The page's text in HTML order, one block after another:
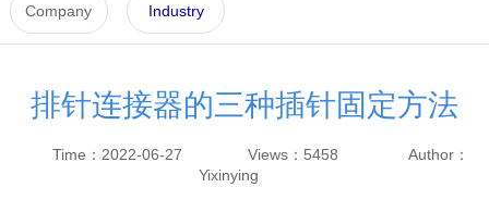
Company Industry
排针连接器的三种插针固定方法
Time：2022-06-27 Views：5458
Author：
Yixinying